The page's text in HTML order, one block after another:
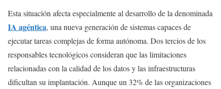
Esta situación afecta especialmente al desarrollo de la denominada
IA agéntica, una nueva generación de sistemas capaces de
ejecutar tareas complejas de forma autónoma. Dos tercios de los
responsables tecnológicos consideran que las limitaciones
relacionadas con la calidad de los datos y las infraestructuras
dificultan su implantación. Aunque un 32% de las organizaciones